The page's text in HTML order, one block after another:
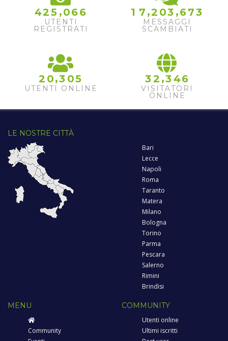
425 ,066
UTENTI
REGISTRATI
1 7 ,2 03 ,673
MESSAGGI
SCAMBIATI
2 0,3 05
UTENTI ONLINE
32 ,346
VISITATORI
ONLINE
LE NOSTRE CITTÀ
Bari
Lecce
Napoli
Roma
Taranto
Matera
Milano
Bologna
Torino
Parma
Pescara
Salerno
Rimini
Brindisi
MENU
Community
COMMUNITY
Utenti online
Ultimi iscritti